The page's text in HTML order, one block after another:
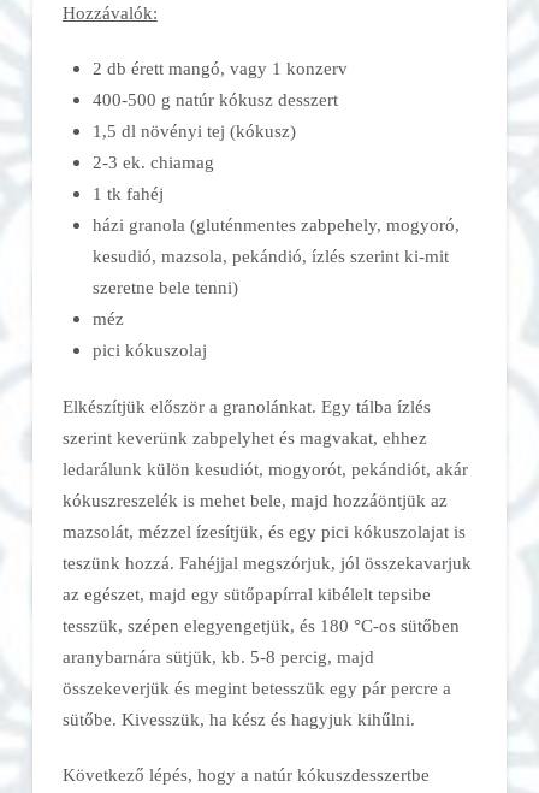
Hozzávalók:
2 db érett mangó, vagy 1 konzerv
400-500 g natúr kókusz desszert
1,5 dl növényi tej (kókusz)
2-3 ek. chiamag
1 tk fahéj
házi granola (gluténmentes zabpehely, mogyoró,
kesudió, mazsola, pekándió, ízlés szerint ki-mit
szeretne bele tenni)
méz
pici kókuszolaj
Elkészítjük először a granolánkat. Egy tálba ízlés
szerint keverünk zabpelyhet és magvakat, ehhez
ledarálunk külön kesudiót, mogyorót, pekándiót, akár
kókuszreszelék is mehet bele, majd hozzáöntjük az
mazsolát, mézzel ízesítjük, és egy pici kókuszolajat is
teszünk hozzá. Fahéjjal megszórjuk, jól összekavarjuk
az egészet, majd egy sütőpapírral kibélelt tepsibe
tesszük, szépen elegyengetjük, és 180 °C-os sütőben
aranybarnára sütjük, kb. 5-8 percig, majd
összekeverjük és megint betesszük egy pár percre a
sütőbe. Kivesszük, ha kész és hagyjuk kihűlni.
Következő lépés, hogy a natúr kókuszdesszertbe